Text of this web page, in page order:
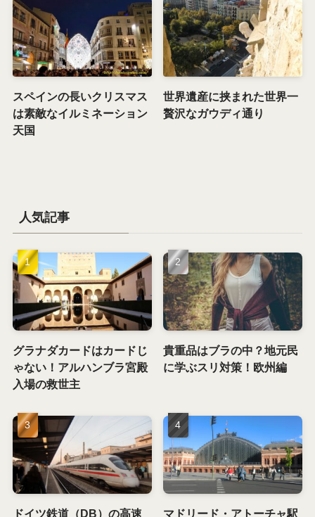
スペインの長いクリスマス
は素敵なイルミネーション
天国
世界遺産に挟まれた世界一
贅沢なガウディ通り
人気記事
グラナダカードはカードじ
ゃない！アルハンブラ宮殿
入場の救世主
貴重品はブラの中？地元民
に学ぶスリ対策！欧州編
ドイツ鉄道（DB）の高速
マドリード・アトーチャ駅